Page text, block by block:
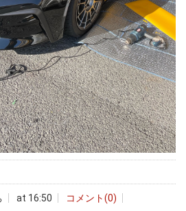
at 16:50 コメント(0)